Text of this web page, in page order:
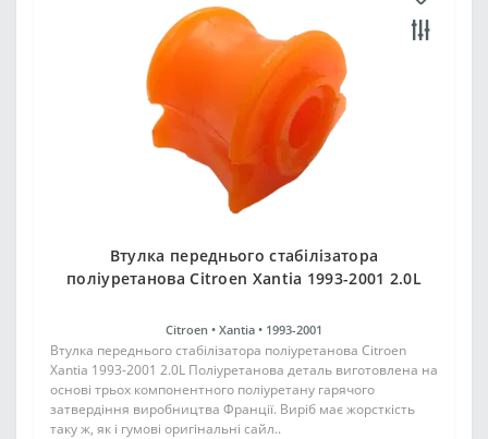
Втулка переднього стабілізатора
поліуретанова Citroen Xantia 1993-2001 2.0L
Citroen • Xantia • 1993-2001
Втулка переднього стабілізатора поліуретанова Citroen
Xantia 1993-2001 2.0L Поліуретанова деталь виготовлена на
основі трьох компонентного поліуретану гарячого
затвердіння виробництва Франції. Виріб має жорсткість
таку ж, як і гумові оригінальні сайл..